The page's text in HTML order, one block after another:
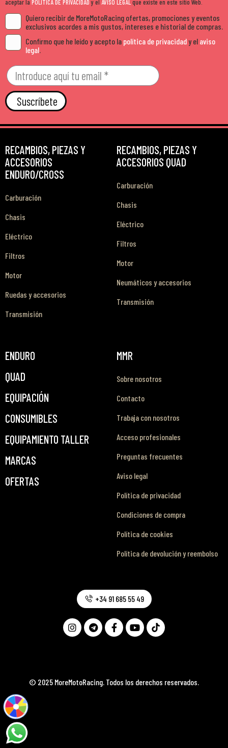
aceptar la POLÍTICA DE PRIVACIDADy el AVISO LEGALque existe en este sitio Web.
Quiero recibir de MoreMotoRacing ofertas, promociones y eventos
exclusivos acordes a mis gustos, intereses e historial de compras.
Confirmo que he leído y acepto la política de privacidady el aviso
legal
Suscríbete
RECAMBIOS, PIEZAS Y
ACCESORIOS
ENDURO/CROSS
Carburación
Chasis
Eléctrico
Filtros
Motor
Ruedas y accesorios
Transmisión
RECAMBIOS, PIEZAS Y
ACCESORIOS QUAD
Carburación
Chasis
Eléctrico
Filtros
Motor
Neumáticos y accesorios
Transmisión
ENDURO
QUAD
EQUIPACIÓN
CONSUMIBLES
EQUIPAMIENTO TALLER
MARCAS
OFERTAS
MMR
Sobre nosotros
Contacto
Trabaja con nosotros
Acceso profesionales
Preguntas frecuentes
Aviso legal
Política de privacidad
Condiciones de compra
Política de cookies
Política de devolución y reembolso
© 2025 MoreMotoRacing. Todos los derechos reservados.
+34 91 685 55 49